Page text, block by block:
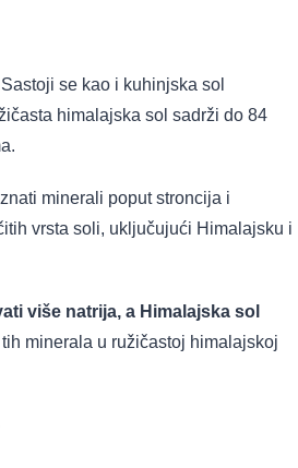
se kao i kuhinjska sol
himalajska sol sadrži do 84
minerali poput stroncija i
vrsta soli, uključujući Himalajsku i
više natrija, a Himalajska sol
tih minerala u ružičastoj himalajskoj